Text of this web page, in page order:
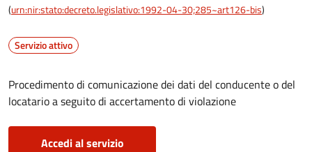
(urn:nir:stato:decreto.legislativo:1992-04-30;285~art126-bis)
Servizio attivo
Procedimento di comunicazione dei dati del conducente o del
locatario a seguito di accertamento di violazione
Accedi al servizio